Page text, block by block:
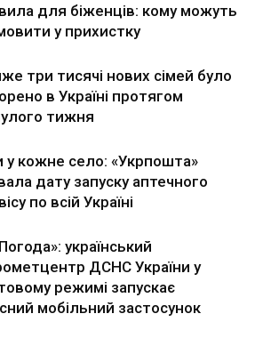
для біженців: кому можуть
у прихистку
три тисячі нових сімей було
в Україні протягом
тижня
у кожне село: «Укрпошта»
дату запуску аптечного
по всій Україні
український
ДСНС України у
режимі запускає
мобільний застосунок